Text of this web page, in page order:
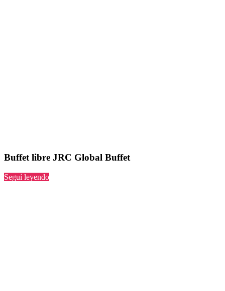
Buffet libre JRC Global Buffet
Seguí leyendo“JRC